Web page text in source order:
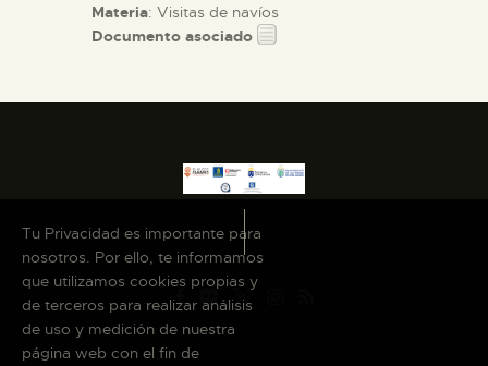
Materia: Visitas de navíos
Documento asociado
Tu Privacidad es importante para
nosotros. Por ello, te informamos
que utilizamos cookies propias y
de terceros para realizar análisis
de uso y medición de nuestra
página web con el fin de